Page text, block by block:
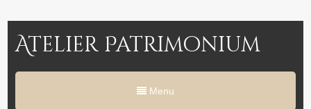
Atelier Patrimonium
Menu